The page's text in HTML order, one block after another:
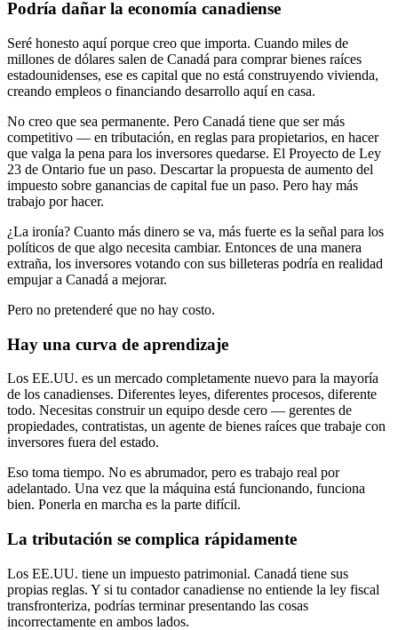
Podría dañar la economía canadiense
Seré honesto aquí porque creo que importa. Cuando miles de
millones de dólares salen de Canadá para comprar bienes raíces
estadounidenses, ese es capital que no está construyendo vivienda,
creando empleos o financiando desarrollo aquí en casa.
No creo que sea permanente. Pero Canadá tiene que ser más
competitivo — en tributación, en reglas para propietarios, en hacer
que valga la pena para los inversores quedarse. El Proyecto de Ley
23 de Ontario fue un paso. Descartar la propuesta de aumento del
impuesto sobre ganancias de capital fue un paso. Pero hay más
trabajo por hacer.
¿La ironía? Cuanto más dinero se va, más fuerte es la señal para los
políticos de que algo necesita cambiar. Entonces de una manera
extraña, los inversores votando con sus billeteras podría en realidad
empujar a Canadá a mejorar.
Pero no pretenderé que no hay costo.
Hay una curva de aprendizaje
Los EE.UU. es un mercado completamente nuevo para la mayoría
de los canadienses. Diferentes leyes, diferentes procesos, diferente
todo. Necesitas construir un equipo desde cero — gerentes de
propiedades, contratistas, un agente de bienes raíces que trabaje con
inversores fuera del estado.
Eso toma tiempo. No es abrumador, pero es trabajo real por
adelantado. Una vez que la máquina está funcionando, funciona
bien. Ponerla en marcha es la parte difícil.
La tributación se complica rápidamente
Los EE.UU. tiene un impuesto patrimonial. Canadá tiene sus
propias reglas. Y si tu contador canadiense no entiende la ley fiscal
transfronteriza, podrías terminar presentando las cosas
incorrectamente en ambos lados.